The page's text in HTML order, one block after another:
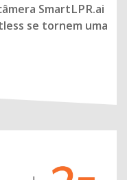
SmartLPR.ai
se tornem uma